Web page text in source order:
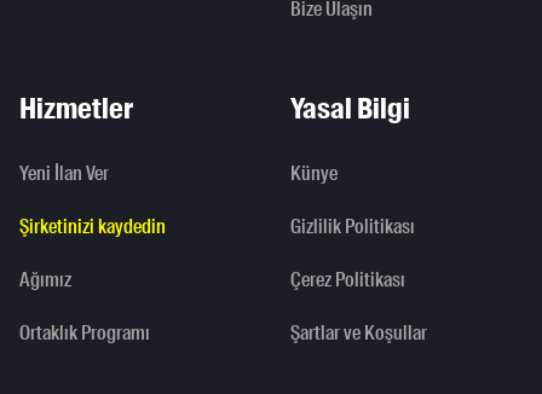
Bize Ulaşın
Hizmetler
Yeni İlan Ver
Şirketinizi kaydedin
Ağımız
Ortaklık Programı
Yasal Bilgi
Künye
Gizlilik Politikası
Çerez Politikası
Şartlar ve Koşullar